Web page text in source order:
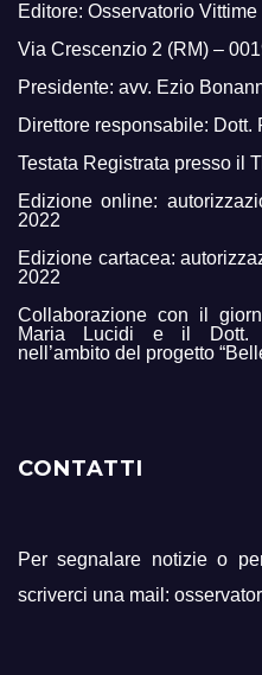
Editore: Osservatorio
Via Crescenzio 2 (RM) –
Presidente: avv. Ezio
Direttore responsabile: Dott.
Testata Registrata presso il
Edizione online:
2022
Edizione cartacea:
2022
Collaborazione con il
Maria Lucidi e il Dott.
nell’ambito del progetto
CONTATTI
Per segnalare notizie o
scriverci una mail: